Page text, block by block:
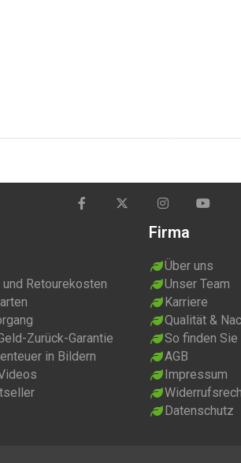
Retourekosten
Zurück-Garantie
in Bildern
Firma
Über uns
Unser Team
Karriere
Qualität &
So finden Sie
AGB
Impressum
Datenschutz